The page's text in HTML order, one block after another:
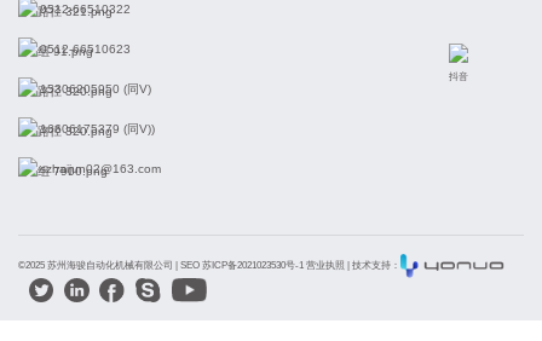
0512-66510322
0512-66510623
15306205950 (同V)
16606175379 (同V))
szhaijun02@163.com
抖音
©2025 苏州海骏自动化机械有限公司 | SEO 苏ICP备2021023530号-1 营业执照 | 技术支持：